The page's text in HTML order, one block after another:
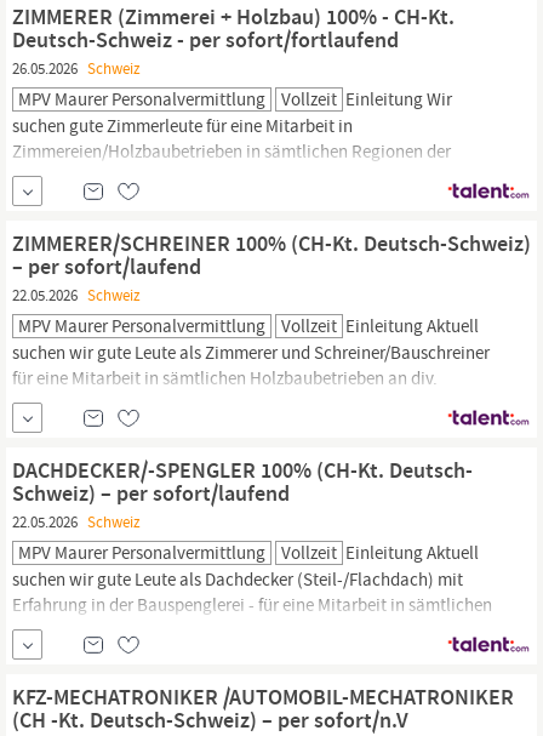
ZIMMERER (Zimmerei + Holzbau) 100% - CH-Kt.
Deutsch-Schweiz - per sofort/fortlaufend
26.05.2026 Schweiz
MPV Maurer Personalvermittlung Vollzeit Einleitung Wir
suchen gute Zimmerleute für eine Mitarbeit in
Zimmereien/Holzbaubetrieben in sämtlichen Regionen der
Deutsch-Schweiz, Kantone Aargau, Zürich,
Schwyz, Luzern, Bern, u.w. Arbeitsantritt wäre ab sofort/laufend
möglich - je nach Verfügbarkeit und direkter Vereinbarung mit
Schweizer Arbeitgeber.
ZIMMERER/SCHREINER 100% (CH-Kt. Deutsch-Schweiz)
– per sofort/laufend
22.05.2026 Schweiz
MPV Maurer Personalvermittlung Vollzeit Einleitung Aktuell
suchen wir gute Leute als Zimmerer und Schreiner/Bauschreiner
für eine Mitarbeit in sämtlichen Holzbaubetrieben an div.
Standorten in der Deutsch-Schweiz, wie Basel, Aargau,
Solothurn, Bern, Luzern, Zürich,
Graubünden, u.w.
Eine Arbeitsaufnahme wäre ab sofort/laufend möglich - je nach
direkter Vereinbarung...
DACHDECKER/-SPENGLER 100% (CH-Kt. Deutsch-
Schweiz) – per sofort/laufend
22.05.2026 Schweiz
MPV Maurer Personalvermittlung Vollzeit Einleitung Aktuell
suchen wir gute Leute als Dachdecker (Steil-/Flachdach) mit
Erfahrung in der Bauspenglerei - für eine Mitarbeit in sämtlichen
Bedachungsunternehmen an div. Standorten in der Deutsch-
Schweiz, wie Basel, Aargau, Solothurn, Bern, Luzern, Zürich,St.
Graubünden, u.w. Eine Arbeitsaufnahme
KFZ-MECHATRONIKER /AUTOMOBIL-MECHATRONIKER
(CH -Kt. Deutsch-Schweiz) – per sofort/n.V